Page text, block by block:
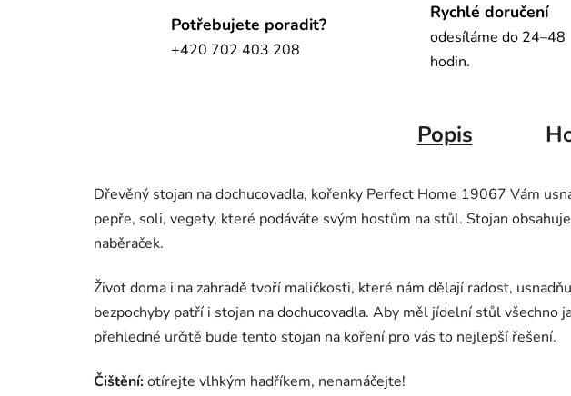
Potřebujete poradit?
+420 702 403 208
Rychlé doručení
odesíláme do 24–48
hodin.
Popis
Dřevěný stojan na dochucovadla, kořenky Perfect Home 19067 Vám
pepře, soli, vegety, které podáváte svým hostům na stůl. Stojan
naběraček.
Život doma i na zahradě tvoří maličkosti, které nám dělají radost,
bezpochyby patří i stojan na dochucovadla. Aby měl jídelní stůl všechno
přehledné určitě bude tento stojan na koření pro vás to nejlepší řešení.
Čištění:otírejte vlhkým hadříkem, nenamáčejte!